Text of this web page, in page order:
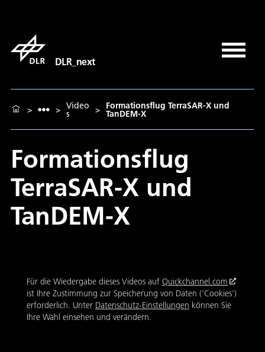
DLR_next
> > Video
s > Formationsflug TerraSAR-X und
TanDEM-X
Formationsflug
TerraSAR-X und
TanDEM-X
Für die Wiedergabe dieses Videos auf Quickchannel.com
ist Ihre Zustimmung zur Speicherung von Daten ('Cookies')
erforderlich. Unter Datenschutz-Einstellungen können Sie
Ihre Wahl einsehen und verändern.